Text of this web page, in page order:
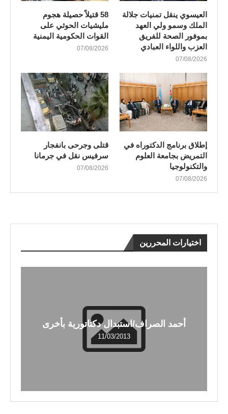
العيسوي ينقل تمنيات جلالة
الملك وسمو ولي العهد
بموفور الصحة للفريق
العزب واللواء العبادي
07/08/2026
58 قتيلاً حصيلة هجوم
مليشيات الحوثي على
القوات الحكومية اليمنية
07/08/2026
إطلاق برنامج الدكتوراه في
التمريض بجامعة العلوم
والتكنولوجيا
07/08/2026
قتلى وجرحى بانفجار
سرفيس نقل في جرمانا
07/08/2026
اختيارات المحررين
أحمد الصراف/استبدال دكتاتورية بأخرى
11/03/2013